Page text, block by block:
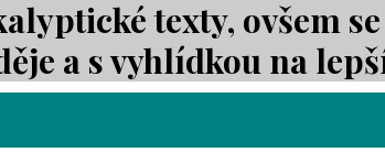
texty, ovšem se
a s vyhlídkou na